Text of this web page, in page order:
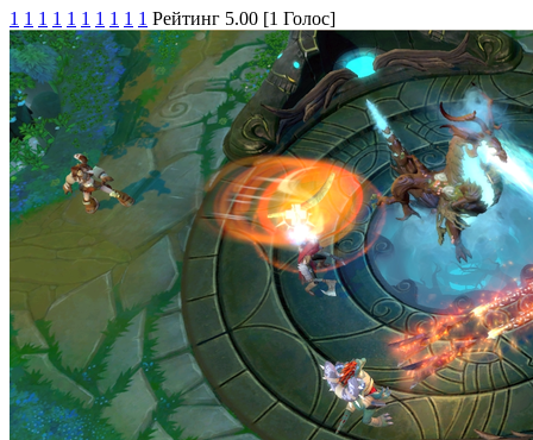
1 1 1 1 1 1 1 1 1 1 Рейтинг 5.00 [1 Голос]